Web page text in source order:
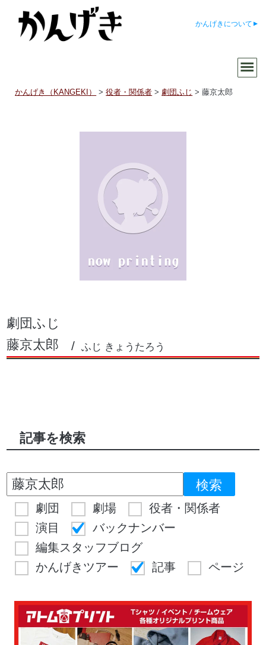
かんげきについて
かんげき（KANGEKI） >役者・関係者 >劇団ふじ > 藤京太郎
劇団ふじ
藤京太郎
ふじ きょうたろう
記事を検索
劇団 劇場
役者・関係者
演目
バックナンバー
編集スタッフブログ
かんげきツアー
記事 ページ